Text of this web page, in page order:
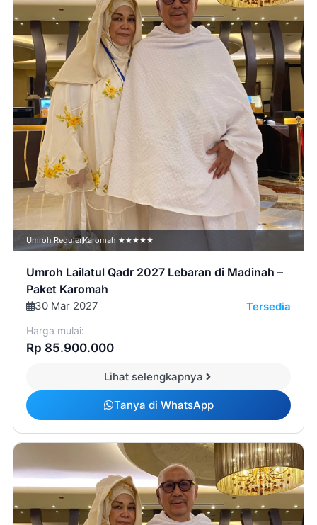
Umroh RegulerKaromah ★★★★★
Umroh Lailatul Qadr 2027 Lebaran di Madinah –
Paket Karomah
30 Mar 2027 Tersedia
Harga mulai:
Rp 85.900.000
Lihat selengkapnya
Tanya di WhatsApp